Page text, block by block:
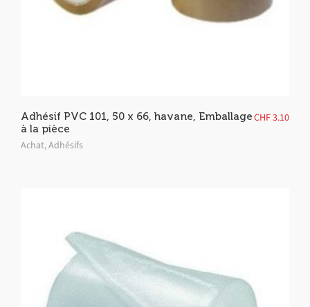
Adhésif PVC 101, 50 x 66, havane, Emballage
à la pièce
Achat,Adhésifs
CHF3.10